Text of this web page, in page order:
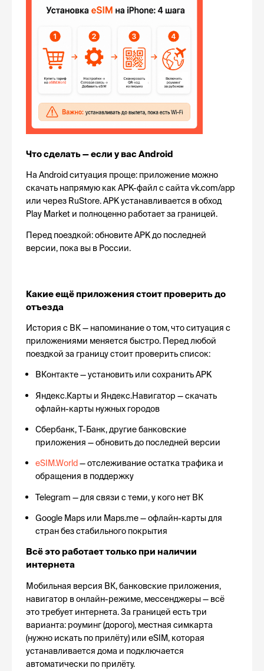
Что сделать — если у вас Android
На Android ситуация проще: приложение можно
скачать напрямую как APK-файл с сайта vk.com/app
или через RuStore. APK устанавливается в обход
Play Market и полноценно работает за границей.
Перед поездкой: обновите APK до последней
версии, пока вы в России.
Какие ещё приложения стоит проверить до
отъезда
История с ВК — напоминание о том, что ситуация с
приложениями меняется быстро. Перед любой
поездкой за границу стоит проверить список:
ВКонтакте — установить или сохранить APK
Яндекс.Карты и Яндекс.Навигатор — скачать
офлайн-карты нужных городов
Сбербанк, Т-Банк, другие банковские
приложения — обновить до последней версии
eSIM.World — отслеживание остатка трафика и
обращения в поддержку
Telegram — для связи с теми, у кого нет ВК
Google Maps или Maps.me — офлайн-карты для
стран без стабильного покрытия
Всё это работает только при наличии
интернета
Мобильная версия ВК, банковские приложения,
навигатор в онлайн-режиме, мессенджеры — всё
это требует интернета. За границей есть три
варианта: роуминг (дорого), местная симкарта
(нужно искать по прилёту) или eSIM, которая
устанавливается дома и подключается
автоматически по прилёту.